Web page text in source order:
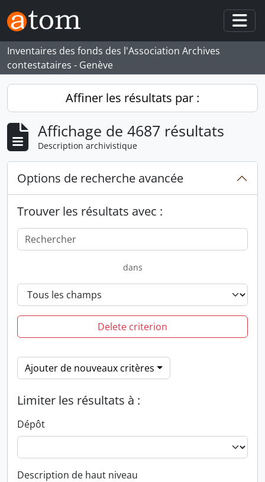
Skip to main content
Inventaires des fonds des l'Association Archives
contestataires - Genève
Affiner les résultats par :
Affichage de 4687 résultats
Description archivistique
Options de recherche avancée
Trouver les résultats avec :
dans
Delete criterion
Ajouter de nouveaux critères
Limiter les résultats à :
Dépôt
Description de haut niveau